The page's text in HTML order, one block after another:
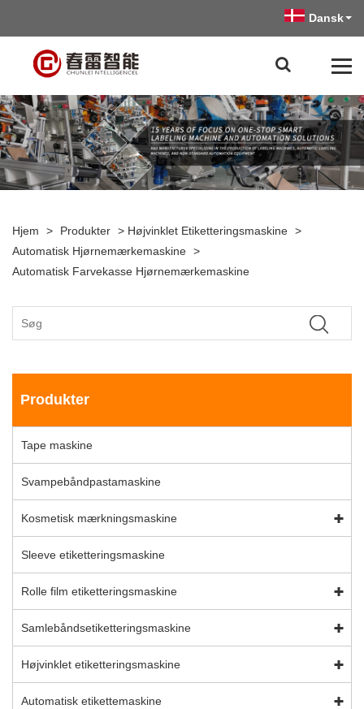
Dansk
Hjem > Produkter > Højvinklet Etiketteringsmaskine >
Automatisk Hjørnemærkemaskine >
Automatisk Farvekasse Hjørnemærkemaskine
Produkter
Tape maskine
Svampebåndpastamaskine
Kosmetisk mærkningsmaskine
Sleeve etiketteringsmaskine
Rolle film etiketteringsmaskine
Samlebåndsetiketteringsmaskine
Højvinklet etiketteringsmaskine
Automatisk etikettemaskine